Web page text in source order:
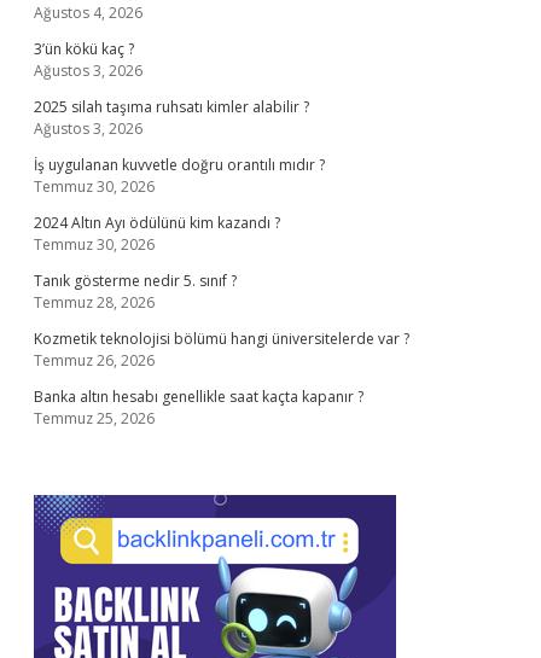
Ağustos 4, 2026
3’ün kökü kaç ?
Ağustos 3, 2026
2025 silah taşıma ruhsatı kimler alabilir ?
Ağustos 3, 2026
İş uygulanan kuvvetle doğru orantılı mıdır ?
Temmuz 30, 2026
2024 Altın Ayı ödülünü kim kazandı ?
Temmuz 30, 2026
Tanık gösterme nedir 5. sınıf ?
Temmuz 28, 2026
Kozmetik teknolojisi bölümü hangi üniversitelerde var ?
Temmuz 26, 2026
Banka altın hesabı genellikle saat kaçta kapanır ?
Temmuz 25, 2026